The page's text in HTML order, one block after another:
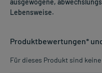
Lebensweise.
Produktbewertungen*
Für dieses Produkt sind